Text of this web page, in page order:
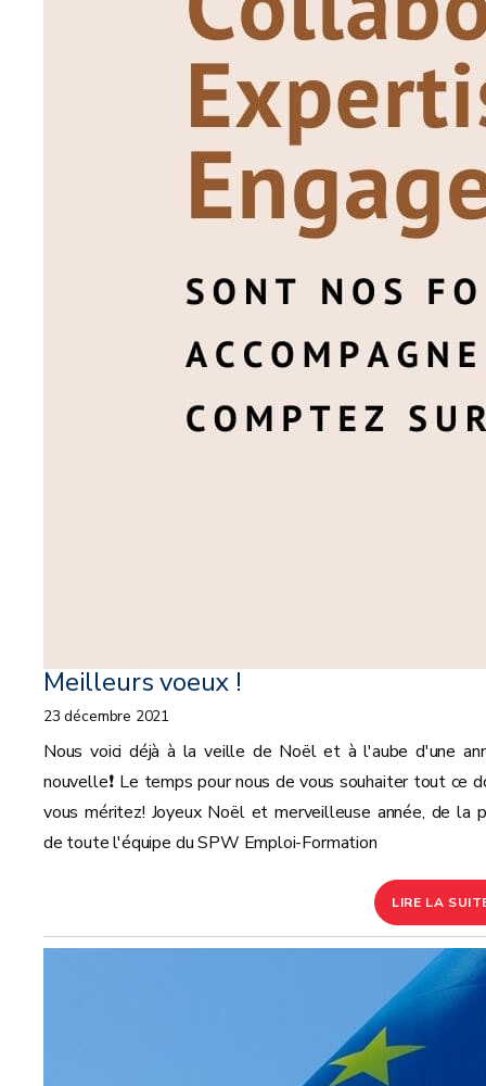
Meilleurs voeux !
23 décembre 2021
Nous voici déjà à la veille de Noël et à l'aube d'une
nouvelle❗ Le temps pour nous de vous souhaiter tout ce
vous méritez! Joyeux Noël et merveilleuse année, de la
de toute l'équipe du SPW Emploi-Formation
LIRE LA